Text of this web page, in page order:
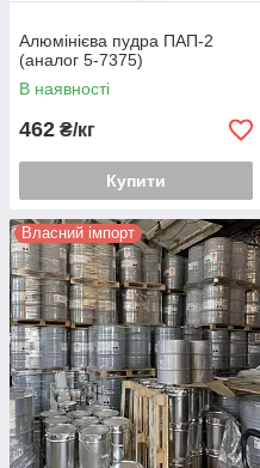
Алюмінієва пудра ПАП-2
(аналог 5-7375)
В наявності
462 ₴/кг
Купити
Власний імпорт